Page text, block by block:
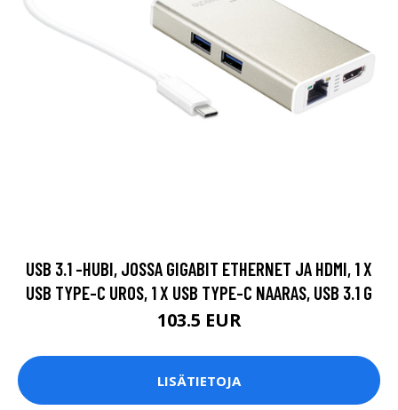
USB 3.1 -HUBI, JOSSA GIGABIT ETHERNET JA HDMI, 1 X
USB TYPE-C UROS, 1 X USB TYPE-C NAARAS, USB 3.1 G
103.5 EUR
LISÄTIETOJA